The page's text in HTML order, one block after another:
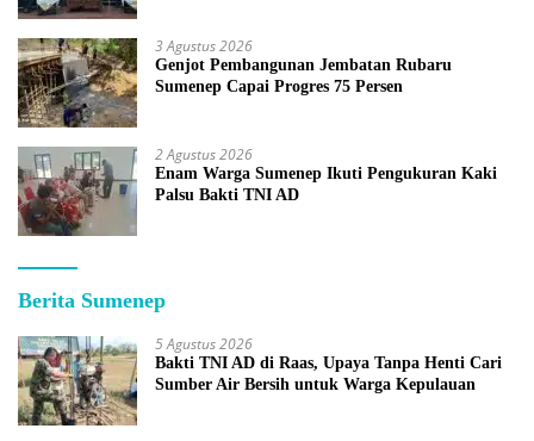
3 Agustus 2026
Genjot Pembangunan Jembatan Rubaru
Sumenep Capai Progres 75 Persen
2 Agustus 2026
Enam Warga Sumenep Ikuti Pengukuran Kaki
Palsu Bakti TNI AD
Berita Sumenep
5 Agustus 2026
Bakti TNI AD di Raas, Upaya Tanpa Henti Cari
Sumber Air Bersih untuk Warga Kepulauan